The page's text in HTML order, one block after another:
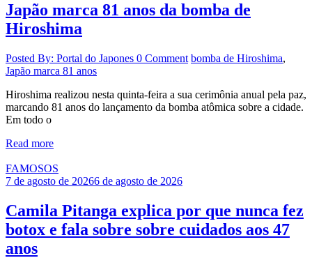
Japão marca 81 anos da bomba de
Hiroshima
Posted By: Portal do Japones 0 Comment bomba de Hiroshima,
Japão marca 81 anos
Hiroshima realizou nesta quinta-feira a sua cerimônia anual pela paz,
marcando 81 anos do lançamento da bomba atômica sobre a cidade.
Em todo o
Read more
FAMOSOS
7 de agosto de 20266 de agosto de 2026
Camila Pitanga explica por que nunca fez
botox e fala sobre sobre cuidados aos 47
anos